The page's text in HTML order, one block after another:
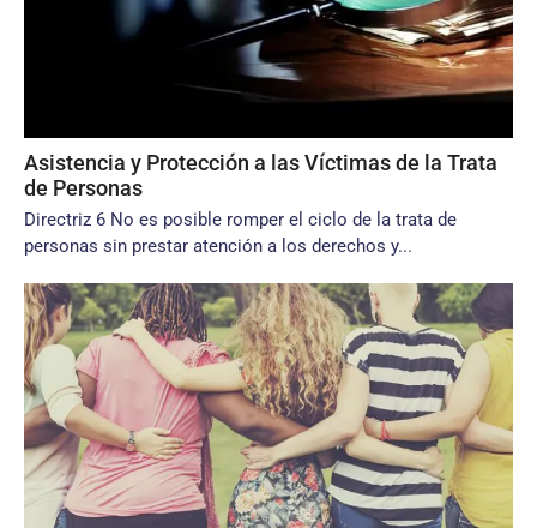
Asistencia y Protección a las Víctimas de la Trata
de Personas
Directriz 6 No es posible romper el ciclo de la trata de
personas sin prestar atención a los derechos y...